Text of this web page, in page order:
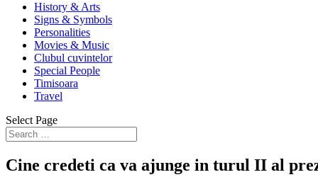
History & Arts
Signs & Symbols
Personalities
Movies & Music
Clubul cuvintelor
Special People
Timisoara
Travel
Select Page
Cine credeti ca va ajunge in turul II al